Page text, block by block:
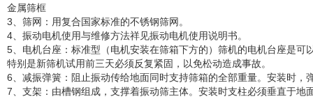
金属筛框
3、筛网：用复合国家标准的不锈钢筛网。
4、振动电机使用与维修方法祥见振动电机使用说明书。
5、电机台座：标准型（电机安装在筛箱下方的）筛机的电机台座是可
特别是新筛机试用前三天必须反复紧固，以免松动造成事故。
6、减振弹簧：阻止振动传给地面同时支持筛箱的全部重量。安装时，
7、支架：由槽钢组成，支撑着振动筛主体。安装时支柱必须垂直于地